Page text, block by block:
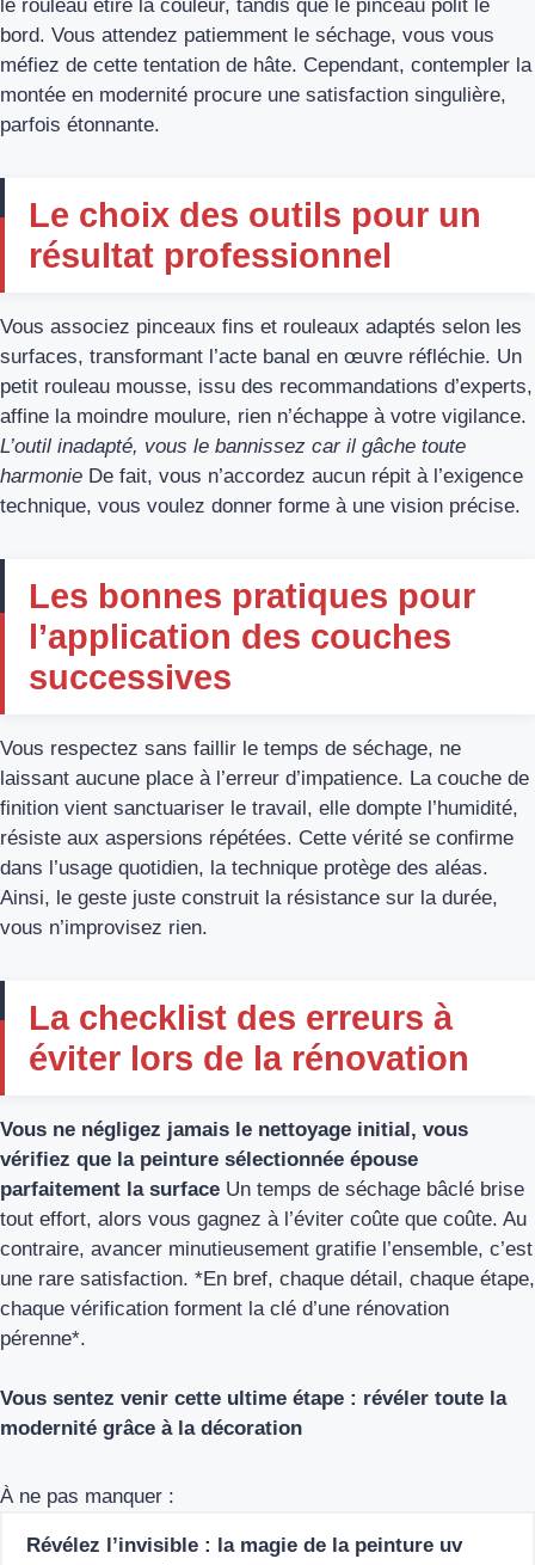
le rouleau étire la couleur, tandis que le pinceau polit le
bord. Vous attendez patiemment le séchage, vous vous
méfiez de cette tentation de hâte. Cependant, contempler la
montée en modernité procure une satisfaction singulière,
parfois étonnante.
Le choix des outils pour un
résultat professionnel
Vous associez pinceaux fins et rouleaux adaptés selon les
surfaces, transformant l’acte banal en œuvre réfléchie. Un
petit rouleau mousse, issu des recommandations d’experts,
affine la moindre moulure, rien n’échappe à votre vigilance.
L’outil inadapté, vous le bannissez car il gâche toute
harmonie De fait, vous n’accordez aucun répit à l’exigence
technique, vous voulez donner forme à une vision précise.
Les bonnes pratiques pour
l’application des couches
successives
Vous respectez sans faillir le temps de séchage, ne
laissant aucune place à l’erreur d’impatience. La couche de
finition vient sanctuariser le travail, elle dompte l’humidité,
résiste aux aspersions répétées. Cette vérité se confirme
dans l’usage quotidien, la technique protège des aléas.
Ainsi, le geste juste construit la résistance sur la durée,
vous n’improvisez rien.
La checklist des erreurs à
éviter lors de la rénovation
Vous ne négligez jamais le nettoyage initial, vous
vérifiez que la peinture sélectionnée épouse
parfaitement la surface Un temps de séchage bâclé brise
tout effort, alors vous gagnez à l’éviter coûte que coûte. Au
contraire, avancer minutieusement gratifie l’ensemble, c’est
une rare satisfaction. *En bref, chaque détail, chaque étape,
chaque vérification forment la clé d’une rénovation
pérenne*.
Vous sentez venir cette ultime étape : révéler toute la
modernité grâce à la décoration
À ne pas manquer :
Révélez l’invisible : la magie de la peinture uv